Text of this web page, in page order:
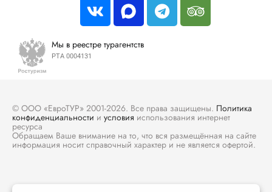
Мы в реестре турагентств
РТА 0004131
© ООО «ЕвроТУР» 2001-2026. Все права защищены. Политика
конфиденциальности и условия использования интернет
ресурса
Обращаем Ваше внимание на то, что вся размещённая на сайте
информация носит справочный характер и не является офертой.